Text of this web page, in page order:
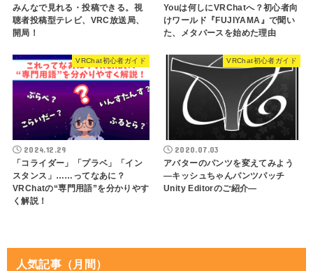
みんなで見れる・投稿できる。視
聴者投稿型テレビ、VRC放送局、
開局！
Youは何しにVRChatへ？初心者向
けワールド『FUJIYAMA』で聞い
た、メタバースを始めた理由
VRChat初心者ガイド
2024.12.29
「コライダー」「プラベ」「イン
スタンス」……ってなあに？
VRChatの“専門用語”を分かりやす
く解説！
VRChat初心者ガイド
2020.07.03
アバターのパンツを変えてみよう
―キッシュちゃんパンツパッチ
Unity Editorのご紹介―
人気記事（月間）